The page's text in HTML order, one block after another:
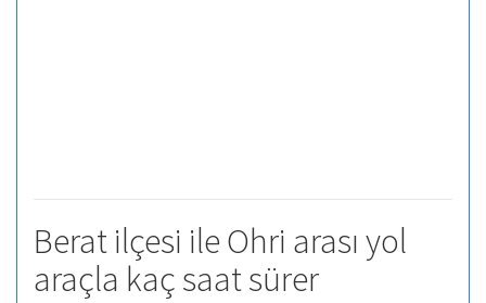
Berat ilçesi ile Ohri arası yol
araçla kaç saat sürer